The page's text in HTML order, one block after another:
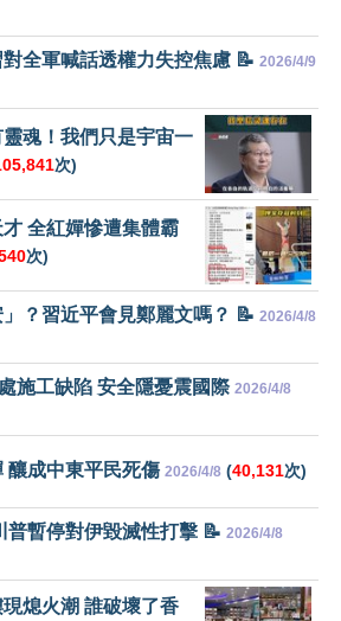
全軍喊話透權力失控焦慮 📝 2026/4/9
魂！我們只是宇宙一
次)
全紅嬋慘遭集體霸
次)
」？習近平會見鄭麗文嗎？ 📝 2026/4/8
施工缺陷 安全隱憂震國際 2026/4/8
釀成中東平民死傷 2026/4/8 (40,131次)
普暫停對伊毀滅性打擊 📝 2026/4/8
熄火潮 誰破壞了香